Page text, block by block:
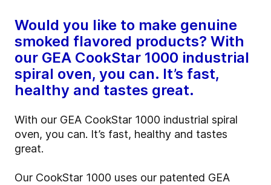
Would you like to make genuine
smoked flavored products? With
our GEA CookStar 1000 industrial
spiral oven, you can. It’s fast,
healthy and tastes great.
With our GEA CookStar 1000 industrial spiral
oven, you can. It’s fast, healthy and tastes
great.
Our CookStar 1000 uses our patented GEA